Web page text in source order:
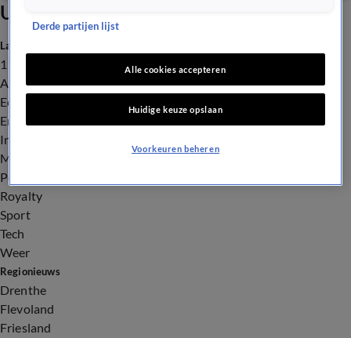
Uitzendingen
Laatste nieuws
112
Advies & Tips
Economie
Entertainment
Infrastructuur
Milieu en Gezondheid
Politiek
Royalty
Sport
Tech
Weer
Regionieuws
Drenthe
Flevoland
Friesland
Derde partijen lijst
Alle cookies accepteren
Huidige keuze opslaan
Voorkeuren beheren